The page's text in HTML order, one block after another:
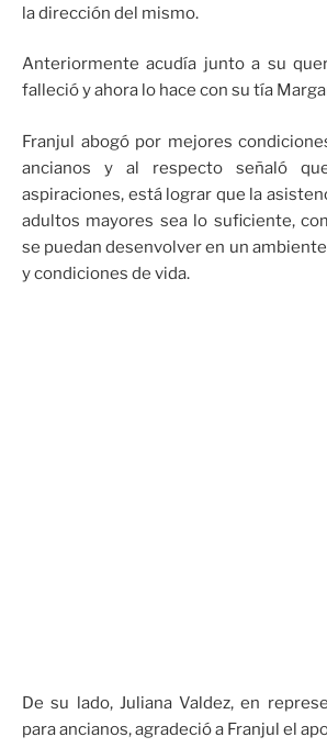
la dirección del mismo.
Anteriormente acudía junto a su
falleció y ahora lo hace con su tía
Franjul abogó por mejores
ancianos y al respecto señaló
aspiraciones, está lograr que la
adultos mayores sea lo suficiente,
se puedan desenvolver en un
y condiciones de vida.
De su lado, Juliana Valdez, en
para ancianos, agradeció a Franjul el